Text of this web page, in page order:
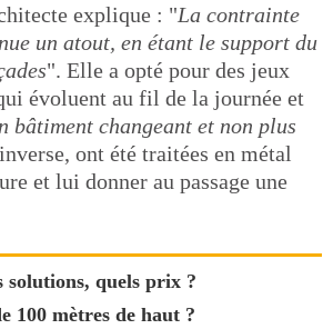
explique : "La contrainte
un atout, en étant le support du
". Elle a opté pour des jeux
évoluent au fil de la journée et
bâtiment changeant et non plus
ont été traitées en métal
et lui donner au passage une
quels prix ?
100 mètres de haut ?